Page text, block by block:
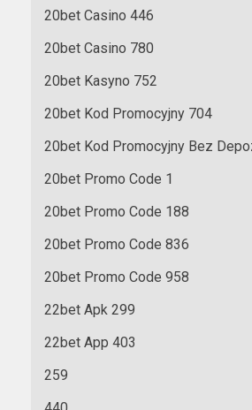
20bet Casino 446
20bet Casino 780
20bet Kasyno 752
20bet Kod Promocyjny 704
20bet Kod Promocyjny Bez
20bet Promo Code 1
20bet Promo Code 188
20bet Promo Code 836
20bet Promo Code 958
22bet Apk 299
22bet App 403
259